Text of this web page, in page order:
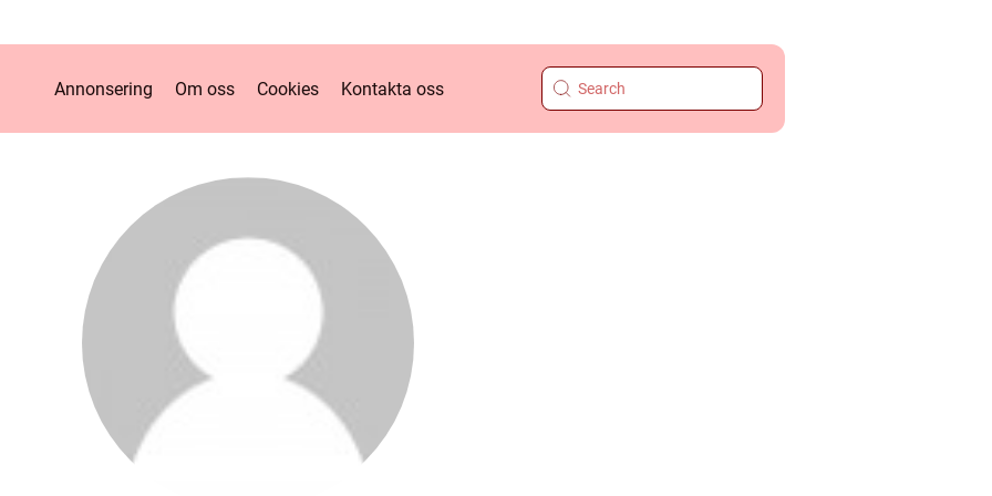
Annonsering Om oss Cookies Kontakta oss